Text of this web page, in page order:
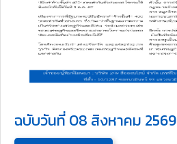
ฉบับวันที่ 08 สิงหาคม 2569